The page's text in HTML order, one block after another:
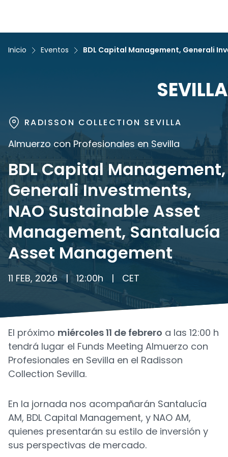
Inicio Eventos
SEVILLA
RADISSON COLLECTION SEVILLA
Almuerzo con Profesionales en Sevilla
BDL Capital Management,
Generali Investments,
NAO Sustainable Asset
Management, Santalucía
Asset Management
11 FEB, 2026 | 12:00h | CET
El próximo miércoles 11 de febrero a las 12:00 h
tendrá lugar el Funds Meeting Almuerzo con
Profesionales en Sevilla en el Radisson
Collection Sevilla.
En la jornada nos acompañarán Santalucía
AM, BDL Capital Management, y NAO AM,
quienes presentarán su estilo de inversión y
sus perspectivas de mercado.